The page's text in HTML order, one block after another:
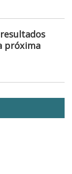
próxima